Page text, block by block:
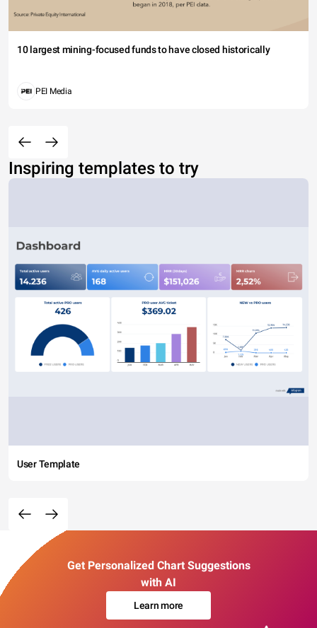
10 largest mining-focused funds to have closed historically
PEI Media
Inspiring templates to try
User Template
Get Personalized Chart Suggestions
with AI
Learn more